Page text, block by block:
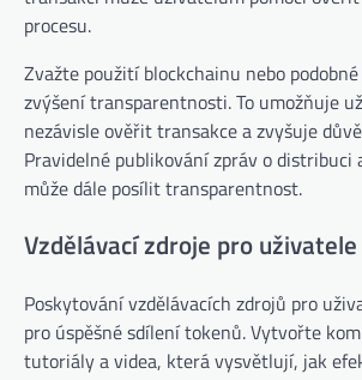
procesu.
Zvažte použití blockchainu nebo
zvýšení transparentnosti. To umožňuje
nezávisle ověřit transakce a zvyšuje
Pravidelné publikování zpráv o distribuci
může dále posílit transparentnost.
Vzdělávací zdroje pro uživatele
Poskytování vzdělávacích zdrojů pro
pro úspěšné sdílení tokenů. Vytvořte
tutoriály a videa, která vysvětlují, jak